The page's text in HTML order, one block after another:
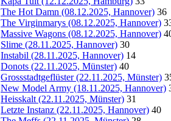
The Hot Damn (08.12.2025, Hannover) 36
The Virginmarys (08.12.2025, Hannover)
Massive Wagons (08.12.2025, Hannover)
Slime (28.11.2025, Hannover) 30
Instabil (28.11.2025, Hannover) 14
Donots (22.11.2025, Münster) 40
Grossstadtgeflüster (22.11.2025, Münster)
New Model Army (18.11.2025, Hannover)
Heisskalt (22.11.2025, Münster) 31
Letzte Instanz (22.11.2025, Hannover) 40